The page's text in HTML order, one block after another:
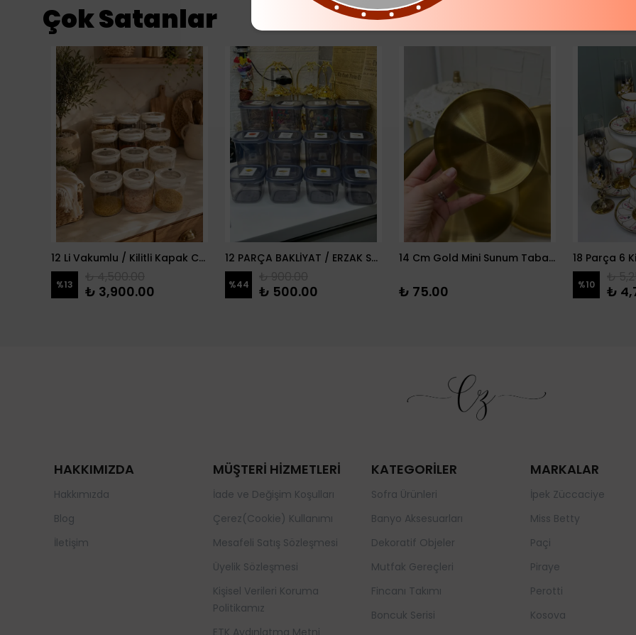
Çok Satanlar
12 Li Vakumlu / Kilitli Kapak Cam Erzak Kabı / Kavanoz
%13 ₺ 3,900.00
12 PARÇA BAKLİYAT / ERZAK SETİ
%44 ₺ 500.00
14 Cm Gold Mini Sunum Tabağı
₺ 75.00 %10 ₺
HAKKIMIZDA
Hakkımızda
Blog
İletişim
MÜŞTERİ HİZMETLERİ
İade ve Değişim Koşulları
Çerez(Cookie) Kullanımı
Mesafeli Satış Sözleşmesi
Üyelik Sözleşmesi
Kişisel Verileri Koruma
Politikamız
KATEGORİLER
Sofra Ürünleri
Banyo Aksesuarları
Dekoratif Objeler
Mutfak Gereçleri
Fincanı Takımı
Boncuk Serisi
MARKALAR
İpek Züccaciye
Miss Betty
Paçi
Piraye
Perotti
Kosova